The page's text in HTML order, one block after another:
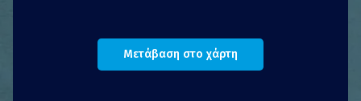
Πολλά μπαρ και εστιατόρια στις ακτές της
Μετάβαση στο χάρτη